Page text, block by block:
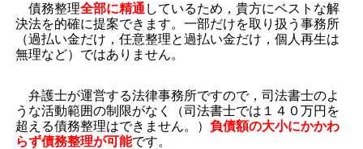
債務整理全部に精通 しているため，貴方にベストな解
決法を的確に提案できます。一部だけを取り扱う事務所
（過払い金だけ，任意整理と過払い金だけ，個人再生は
無理など）ではありません。
弁護士が運営する法律事務所ですので，司法書士のよ
うな活動範囲の制限がなく（司法書士では１４０万円を
超える債務整理はできません。） 負債額の大小にかかわ
らず債務整理が可能です。